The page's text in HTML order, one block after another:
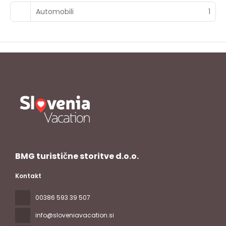
Automobili 1
BMG turistične storitve d.o.o.
Kontakt
00386 593 39 507
info@sloveniavacation.si